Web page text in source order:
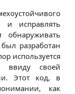
и исправлять
был разработан
используется
ввиду своей
Этот код, в
как